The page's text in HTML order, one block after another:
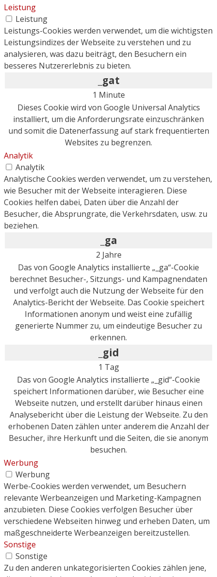
Leistung
Leistung
Leistungs-Cookies werden verwendet, um die wichtigsten
Leistungsindizes der Webseite zu verstehen und zu
analysieren, was dazu beiträgt, den Besuchern ein
besseres Nutzererlebnis zu bieten.
_gat
1 Minute
Dieses Cookie wird von Google Universal Analytics
installiert, um die Anforderungsrate einzuschränken
und somit die Datenerfassung auf stark frequentierten
Websites zu begrenzen.
Analytik
Analytik
Analytische Cookies werden verwendet, um zu verstehen,
wie Besucher mit der Webseite interagieren. Diese
Cookies helfen dabei, Daten über die Anzahl der
Besucher, die Absprungrate, die Verkehrsdaten, usw. zu
beziehen.
_ga
2 Jahre
Das von Google Analytics installierte „_ga“-Cookie
berechnet Besucher-, Sitzungs- und Kampagnendaten
und verfolgt auch die Nutzung der Webseite für den
Analytics-Bericht der Webseite. Das Cookie speichert
Informationen anonym und weist eine zufällig
generierte Nummer zu, um eindeutige Besucher zu
erkennen.
_gid
1 Tag
Das von Google Analytics installierte „_gid“-Cookie
speichert Informationen darüber, wie Besucher eine
Webseite nutzen, und erstellt darüber hinaus einen
Analysebericht über die Leistung der Webseite. Zu den
erhobenen Daten zählen unter anderem die Anzahl der
Besucher, ihre Herkunft und die Seiten, die sie anonym
besuchen.
Werbung
Werbung
Werbe-Cookies werden verwendet, um Besuchern
relevante Werbeanzeigen und Marketing-Kampagnen
anzubieten. Diese Cookies verfolgen Besucher über
verschiedene Webseiten hinweg und erheben Daten, um
maßgeschneiderte Werbeanzeigen bereitzustellen.
Sonstige
Sonstige
Zu den anderen unkategorisierten Cookies zählen jene,